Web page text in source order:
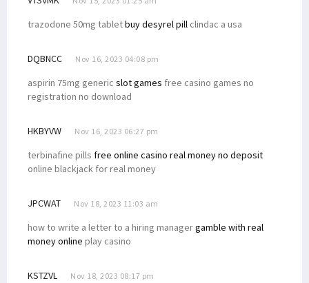
trazodone 50mg tabletbuy desyrel pill clindac a usa
DQBNCC Nov 16, 2023 04:08 pm
aspirin 75mg generic slot games free casino games no
registration no download
HKBYVW Nov 16, 2023 06:27 pm
terbinafine pills free online casino real money no deposit
online blackjack for real money
JPCWAT Nov 18, 2023 11:03 am
how to write a letter to a hiring managergamble with real
money online play casino
KSTZVL Nov 18, 2023 08:17 pm